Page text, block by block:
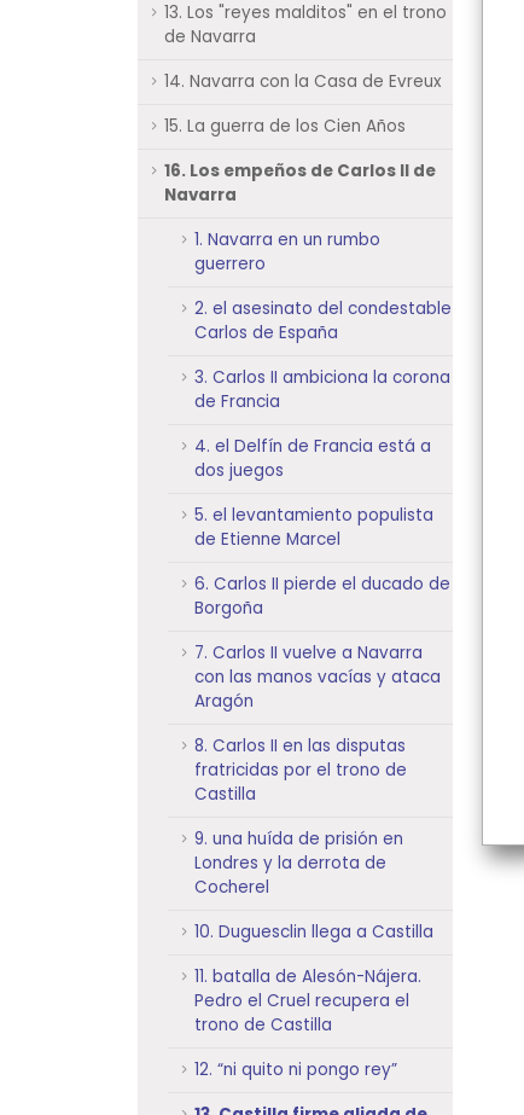
13. Los "reyes malditos" en el trono
de Navarra
14. Navarra con la Casa de Evreux
15. La guerra de los Cien Años
16. Los empeños de Carlos II de
Navarra
1. Navarra en un rumbo
guerrero
2. el asesinato del condestable
Carlos de España
3. Carlos II ambiciona la corona
de Francia
4. el Delfín de Francia está a
dos juegos
5. el levantamiento populista
de Etienne Marcel
6. Carlos II pierde el ducado de
Borgoña
7. Carlos II vuelve a Navarra
con las manos vacías y ataca
Aragón
8. Carlos II en las disputas
fratricidas por el trono de
Castilla
9. una huída de prisión en
Londres y la derrota de
Cocherel
10. Duguesclin llega a Castilla
11. batalla de Alesón-Nájera.
Pedro el Cruel recupera el
trono de Castilla
12. “ni quito ni pongo rey”